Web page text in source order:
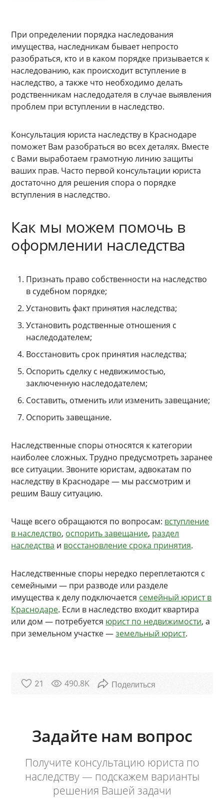
При определении порядка наследования
имущества, наследникам бывает непросто
разобраться, кто и в каком порядке призывается к
наследованию, как происходит вступление в
наследство, а также что необходимо делать
родственникам наследодателя в случае выявления
проблем при вступлении в наследство.
Консультация юриста наследству в Краснодаре
поможет Вам разобраться во всех деталях. Вместе
с Вами выработаем грамотную линию защиты
ваших прав. Часто первой консультации юриста
достаточно для решения спора о порядке
вступления в наследство.
Как мы можем помочь в
оформлении наследства
Признать право собственности на наследство
в судебном порядке;
Установить факт принятия наследства;
Установить родственные отношения с
наследодателем;
Восстановить срок принятия наследства;
Оспорить сделку с недвижимостью,
заключенную наследодателем;
Составить, отменить или изменить завещание;
Оспорить завещание.
Наследственные споры относятся к категории
наиболее сложных. Трудно предусмотреть заранее
все ситуации. Звоните юристам, адвокатам по
наследству в Краснодаре — мы рассмотрим и
решим Вашу ситуацию.
Чаще всего обращаются по вопросам: вступление
в наследство, оспорить завещание, раздел
наследства и восстановление срока принятия.
Наследственные споры нередко переплетаются с
семейными — при разводе или разделе
имущества к делу подключается семейный юрист в
Краснодаре. Если в наследство входит квартира
или дом — потребуется юрист по недвижимости, а
при земельном участке —земельный юрист.
21 490.8K
Задайте нам вопрос
Получите консультацию юриста по
наследству — подскажем варианты
решения Вашей задачи